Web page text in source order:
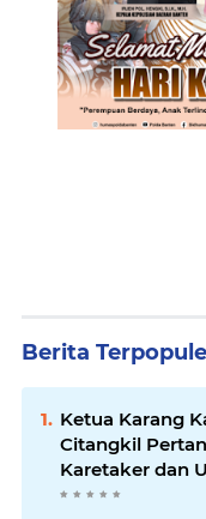
Berita
Ketua Karang
Citangkil
Karetaker dan
Saat Suasana